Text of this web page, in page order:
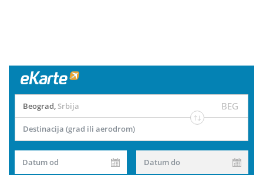
Beograd, Srbija BEG
Destinacija (grad ili aerodrom)
Datum od Datum do